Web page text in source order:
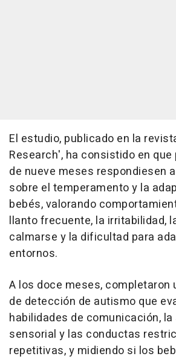
El estudio, publicado en la
Research', ha consistido en
de nueve meses respondiesen
sobre el temperamento y la
bebés, valorando
llanto frecuente, la irritabilidad,
calmarse y la dificultad para
entornos.
A los doce meses, completaron
de detección de autismo que
habilidades de comunicación,
sensorial y las conductas
repetitivas, y midiendo si los